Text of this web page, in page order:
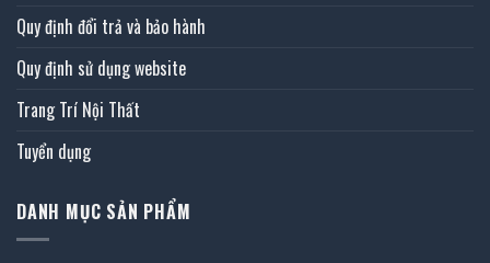
Quy định đổi trả và bảo hành
Quy định sử dụng website
Trang Trí Nội Thất
Tuyển dụng
DANH MỤC SẢN PHẨM